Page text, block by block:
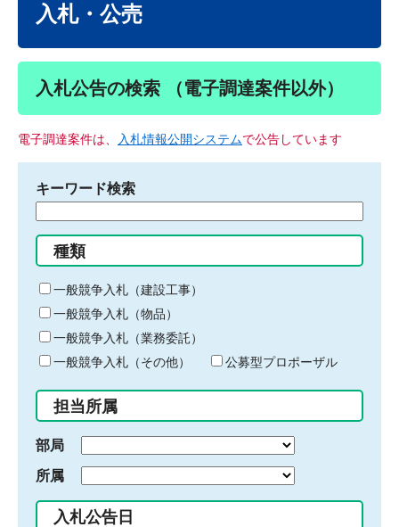
入札・公売
入札公告の検索 （電子調達案件以外）
電子調達案件は、 入札情報公開システムで公告しています
キーワード検索
る
キ
ー
ワ
ー
ド
入
力
種類
一般競争入札（建設工事）
一般競争入札（物品）
一般競争入札（業務委託）
一般競争入札（その他）
公募型プロポーザル
担当所属
部局
所属
入札公告日